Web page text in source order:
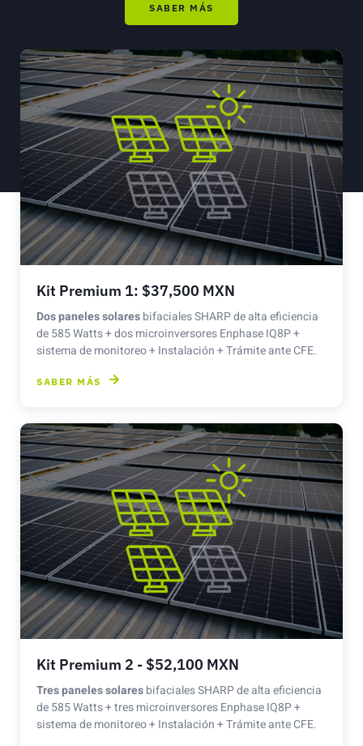
SABER MÁS
Kit Premium 1: $37,500 MXN
Dos paneles solaresbifaciales SHARP de alta eficiencia
de 585 Watts + dos microinversores Enphase IQ8P +
sistema de monitoreo + Instalación + Trámite ante CFE.
SABER MÁS
Kit Premium 2 - $52,100 MXN
Tres paneles solaresbifaciales SHARP de alta eficiencia
de 585 Watts + tres microinversores Enphase IQ8P +
sistema de monitoreo + Instalación + Trámite ante CFE.